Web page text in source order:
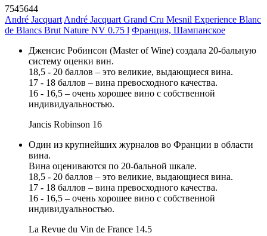
7545644
André Jacquart André Jacquart Grand Cru Mesnil Experience Blanc
de Blancs Brut Nature NV 0.75 l Франция, Шампанское
Дженсис Робинсон (Master of Wine) создала 20-бальную
систему оценки вин.
18,5 - 20 баллов – это великие, выдающиеся вина.
17 - 18 баллов – вина превосходного качества.
16 - 16,5 – очень хорошее вино с собственной
индивидуальностью.
Jancis Robinson 16
Один из крупнейших журналов во Франции в области
вина.
Вина оцениваются по 20-бальной шкале.
18,5 - 20 баллов – это великие, выдающиеся вина.
17 - 18 баллов – вина превосходного качества.
16 - 16,5 – очень хорошее вино с собственной
индивидуальностью.
La Revue du Vin de France 14.5